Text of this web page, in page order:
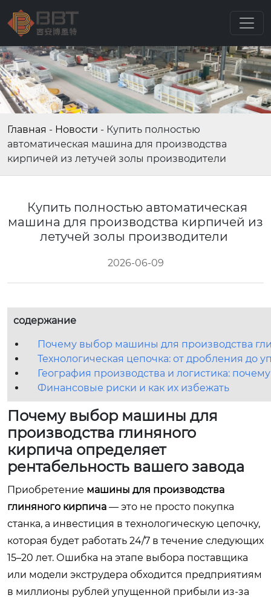
Главная - Новости - Купить полностью
автоматическая машина для производства
кирпичей из летучей золы производители
Купить полностью автоматическая
машина для производства кирпичей из
летучей золы производители
2026-06-09
содержание
Почему выбор машины для производства
Технологическая цепочка: от дробления до
География производства и логистика:
Финансовые риски и как их избежать
Почему выбор машины для
производства глиняного
кирпича определяет
рентабельность вашего завода
Приобретение машины для производства
глиняного кирпича — это не просто покупка
станка, а инвестиция в технологическую цепочку,
которая будет работать 24/7 в течение следующих
15–20 лет. Ошибка на этапе выбора поставщика
или модели экструдера обходится предприятиям
в миллионы рублей упущенной прибыли из-за